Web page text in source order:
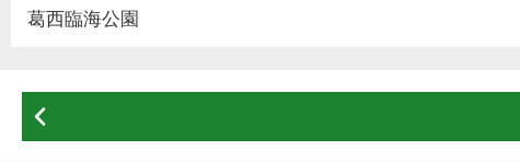
葛西臨海公園
